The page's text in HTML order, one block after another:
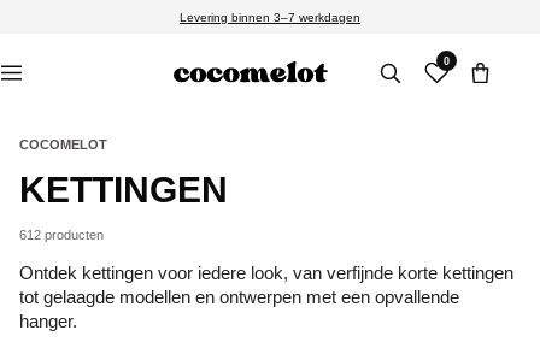
Levering binnen 3–7 werkdagen
0
COCOMELOT
C
O
L
L
KETTINGEN
612 producten
Ontdek kettingen voor iedere look, van verfijnde korte kettingen
tot gelaagde modellen en ontwerpen met een opvallende
hanger.